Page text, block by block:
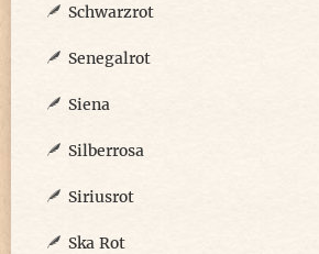
Schwarzrot
Senegalrot
Siena
Silberrosa
Siriusrot
Ska Rot